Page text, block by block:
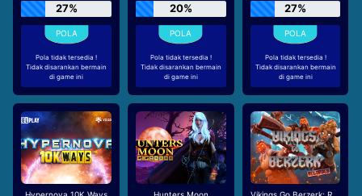
27%
Pola tidak tersedia !
Tidak disarankan bermain
di game ini
20%
Pola tidak tersedia !
Tidak disarankan bermain
di game ini
27%
Pola tidak tersedia !
Tidak disarankan bermain
di game ini